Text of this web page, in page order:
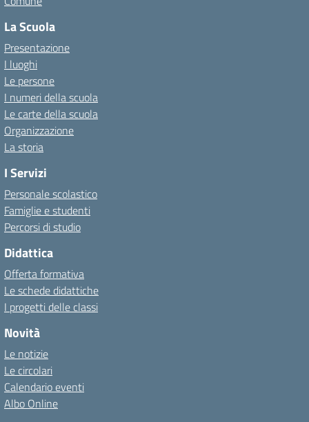
La Scuola
Presentazione
I luoghi
Le persone
I numeri della scuola
Le carte della scuola
Organizzazione
La storia
I Servizi
Personale scolastico
Famiglie e studenti
Percorsi di studio
Didattica
Offerta formativa
Le schede didattiche
I progetti delle classi
Novità
Le notizie
Le circolari
Calendario eventi
Albo Online